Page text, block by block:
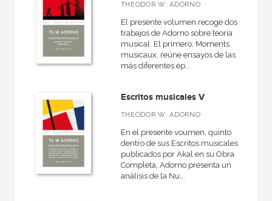
THEODOR W. ADORNO
El presente volumen recoge dos
trabajos de Adorno sobre teoría
musical. El primero, Moments
musicaux, reúne ensayos de las
más diferentes ép...
Escritos musicales V
THEODOR W. ADORNO
En el presente voumen, quinto
dentro de sus Escritos musicales
publicados por Akal en su Obra
Completa, Adorno presenta un
análisis de la Nu...